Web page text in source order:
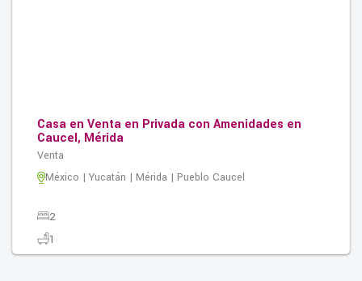
Casa en Venta en Privada con Amenidades en
Caucel, Mérida
Venta
México | Yucatán | Mérida | Pueblo Caucel
2
1